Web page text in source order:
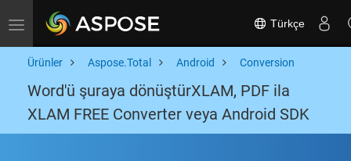
Toggle navigation Türkçe
Ürünler Aspose.Total Android Conversion
Word'ü şuraya dönüştürXLAM, PDF ila
XLAM FREE Converter veya Android SDK